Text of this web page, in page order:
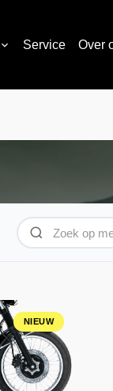
Service Over
NIEUW